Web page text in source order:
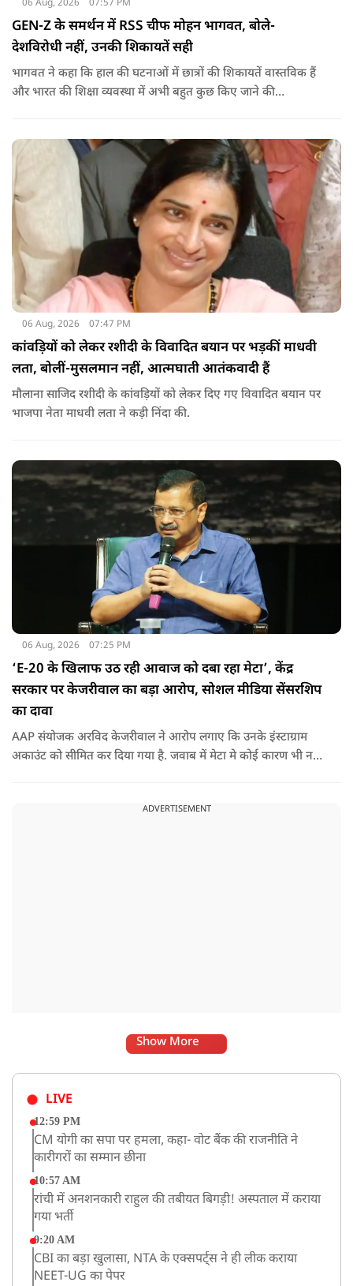
06 Aug, 2026 07:57 PM
GEN-Z के समर्थन में RSS चीफ मोहन भागवत, बोले-
देशविरोधी नहीं, उनकी शिकायतें सही
भागवत ने कहा कि हाल की घटनाओं में छात्रों की शिकायतें वास्तविक हैं
और भारत की शिक्षा व्यवस्था में अभी बहुत कुछ किए जाने की
06 Aug, 2026 07:47 PM
कांवड़ियों को लेकर रशीदी के विवादित बयान पर भड़कीं माधवी
लता, बोलीं-मुसलमान नहीं, आत्मघाती आतंकवादी हैं
मौलाना साजिद रशीदी के कांवड़ियों को लेकर दिए गए विवादित बयान पर
भाजपा नेता माधवी लता ने कड़ी निंदा की.
06 Aug, 2026 07:25 PM
‘E-20 के खिलाफ उठ रही आवाज को दबा रहा मेटा’, केंद्र
सरकार पर केजरीवाल का बड़ा आरोप, सोशल मीडिया सेंसरशिप
का दावा
AAP संयोजक अरविद केजरीवाल ने आरोप लगाए कि उनके इंस्टाग्राम
अकाउंट को सीमित कर दिया गया है. जवाब में मेटा मे कोई कारण भी नहीं
ADVERTISEMENT
Show More
LIVE
12:59 PM
CM योगी का सपा पर हमला, कहा- वोट बैंक की राजनीति ने
कारीगरों का सम्मान छीना
10:57 AM
रांची में अनशनकारी राहुल की तबीयत बिगड़ी! अस्पताल में कराया
गया भर्ती
9:20 AM
CBI का बड़ा खुलासा, NTA के एक्सपर्ट्स ने ही लीक कराया
NEET-UG का पेपर